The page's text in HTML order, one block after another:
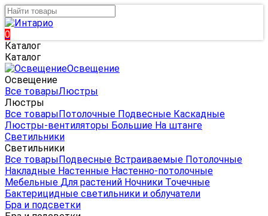
0
Каталог
Каталог
Освещение
Освещение
Все товарыЛюстры
Люстры
Все товарыПотолочные Подвесные Каскадные
Люстры-вентиляторы Большие На штанге
Светильники
Светильники
Все товарыПодвесные Встраиваемые Потолочные
Накладные Настенные Настенно-потолочные
Мебельные Для растений Ночники Точечные
Бактерицидные светильники и облучатели
Бра и подсветки